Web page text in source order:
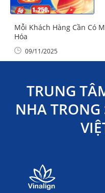
Mỗi Khách Hàng Cần Có
Hóa
09/11/2025
TRUNG
NHA